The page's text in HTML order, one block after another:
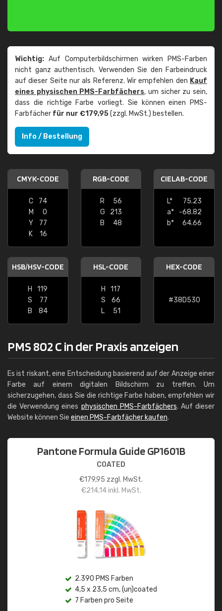
Wichtig: Auf Computerbildschirmen wirken PMS-Farben
nicht ganz authentisch. Verwenden Sie den Farbeindruck
auf dieser Seite nur als Referenz. Wir empfehlen den Kauf
eines physischen PMS-Farbfächers, um sicher zu sein,
dass die richtige Farbe vorliegt. Sie können einen PMS-
Farbfächer für nur €179,95(zzgl. MwSt.) bestellen.
Info / Bestellung
CMYK-CODE
C
74
M
0
Y
77
K
16
RGB-CODE
R
56
G
213
B
48
CIELAB-CODE
L*
75.23
a*
-68.82
b*
64.66
HSB/HSV-CODE
H
119
S
77
B
84
HSL-CODE
H
117
S
66
L
51
HEX-CODE
#38D530
PMS 802 C in der Praxis anzeigen
Es ist riskant, eine Entscheidung basierend auf der Anzeige einer
Farbe auf einem digitalen Bildschirm zu treffen. Um
sicherzugehen, dass Sie die richtige Farbe haben, empfehlen wir
die Verwendung eines physischen PMS-Farbfächers. Auf dieser
Website können Sie einen PMS-Farbfächer kaufen.
Pantone Formula Guide GP1601B
COATED
€179,95 zzgl. MwSt.
€214,14inkl. MwSt.
2.390 PMS Farben
4,5 x 23,5 cm, (un)coated
7 Farben pro Seite